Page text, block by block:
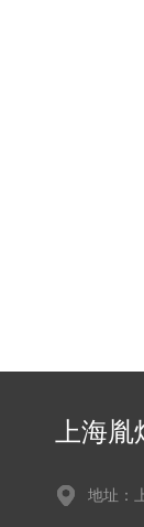
上海
地址：